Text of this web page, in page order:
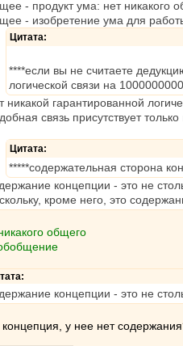
- продукт ума: нет никакого
- изобретение ума для
Цитата:
****если вы не считаете
логической связи на
никакой гарантированной
связь присутствует
Цитата:
*****содержательная сторона
концепции - это не
кроме него, это
общего
концепции - это не
у нее нет